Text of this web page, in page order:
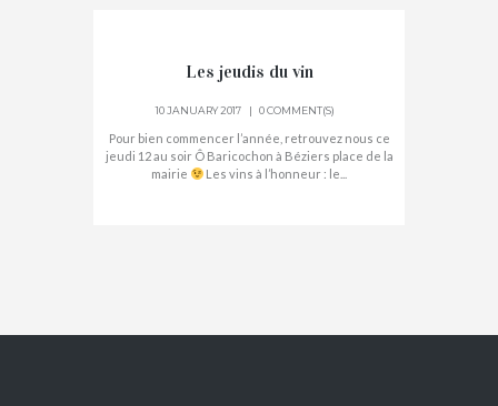
Les jeudis du vin
10 JANUARY 2017 0 COMMENT(S)
Pour bien commencer l’année, retrouvez nous ce
jeudi 12 au soir Ô Baricochon à Béziers place de la
mairie
Les vins à l’honneur : le...